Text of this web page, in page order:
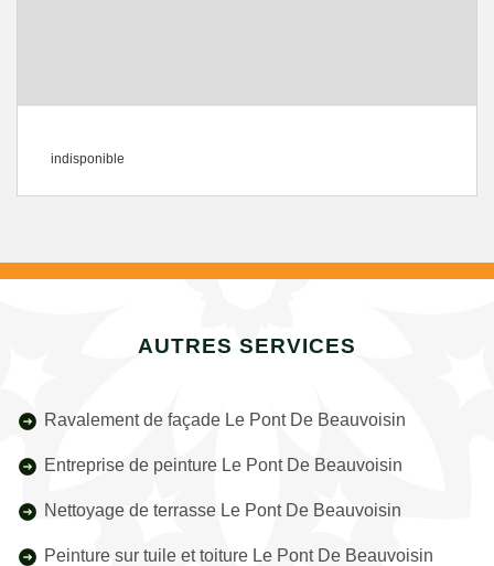
indisponible
AUTRES SERVICES
Ravalement de façade Le Pont De Beauvoisin
Entreprise de peinture Le Pont De Beauvoisin
Nettoyage de terrasse Le Pont De Beauvoisin
Peinture sur tuile et toiture Le Pont De Beauvoisin